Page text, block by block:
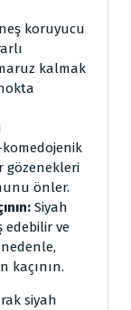
koruyucu
kalmak
komedojenik
gözenekleri
önler.
Siyah
edebilir ve
kaçının.
siyah